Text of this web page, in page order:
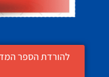
להורדת הספר